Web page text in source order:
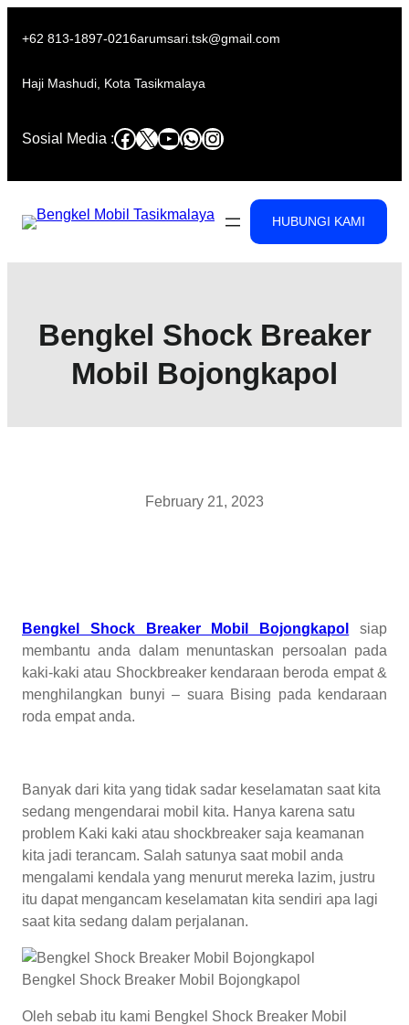
+62 813-1897-0216arumsari.tsk@gmail.com
Haji Mashudi, Kota Tasikmalaya
Sosial Media :Facebook
X YouTube
WhatsApp
Instagram
HUBUNGI KAMI
Bengkel Shock Breaker
Mobil Bojongkapol
February 21, 2023
Bengkel Shock Breaker Mobil Bojongkapol
siap
membantu anda dalam menuntaskan persoalan pada
kaki-kaki atau Shockbreaker kendaraan beroda empat &
menghilangkan bunyi – suara Bising pada kendaraan
roda empat anda.
Banyak dari kita yang tidak sadar keselamatan saat kita
sedang mengendarai mobil kita. Hanya karena satu
problem Kaki kaki atau shockbreaker saja keamanan
kita jadi terancam. Salah satunya saat mobil anda
mengalami kendala yang menurut mereka lazim, justru
itu dapat mengancam keselamatan kita sendiri apa lagi
saat kita sedang dalam perjalanan.
Bengkel Shock Breaker Mobil Bojongkapol
Oleh sebab itu kami Bengkel Shock Breaker Mobil